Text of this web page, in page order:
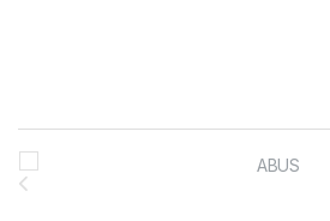
Brands Carousel